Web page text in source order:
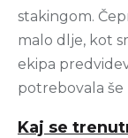
stakingom.
malo dlje, kot
ekipa
potrebovala še
Kaj se